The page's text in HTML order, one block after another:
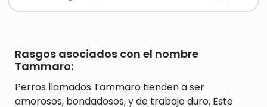
Rasgos asociados con el nombre
Tammaro:
Perros llamados Tammaro tienden a ser
amorosos, bondadosos, y de trabajo duro. Este